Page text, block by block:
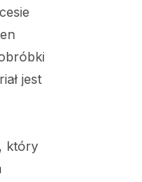
jest
który